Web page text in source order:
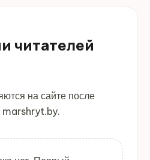
читателей
на сайте после
marshryt.by.